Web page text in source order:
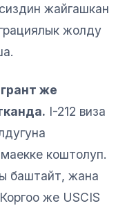
жайгашкан
жолду
же
I-212 виза
коштолуп.
баштайт, жана
же USCIS